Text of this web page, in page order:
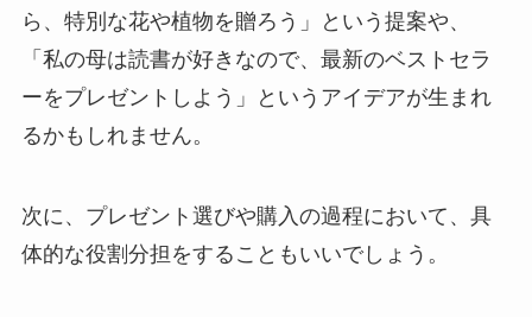
ら、特別な花や植物を贈ろう」という提案や、
「私の母は読書が好きなので、最新のベストセラ
ーをプレゼントしよう」というアイデアが生まれ
るかもしれません。
次に、プレゼント選びや購入の過程において、具
体的な役割分担をすることもいいでしょう。